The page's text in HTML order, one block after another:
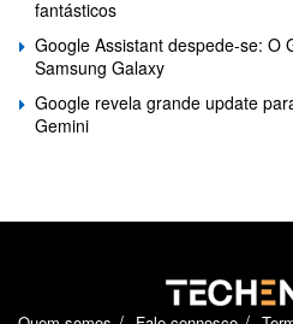
fantásticos
Google Assistant despede-se: O
Samsung Galaxy
Google revela grande update
Gemini